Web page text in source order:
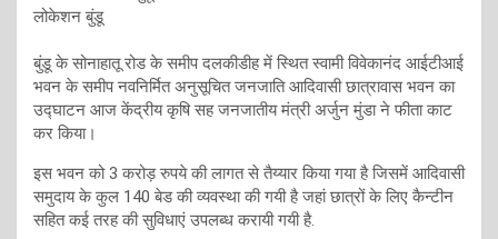
लोकेशन बुंडू
बुंडू के सोनाहातू रोड के समीप दलकीडीह में स्थित स्वामी विवेकानंद आईटीआई
भवन के समीप नवनिर्मित अनुसूचित जनजाति आदिवासी छात्रावास भवन का
उद्घाटन आज केंद्रीय कृषि सह जनजातीय मंत्री अर्जुन मुंडा ने फीता काट
कर किया।
इस भवन को 3 करोड़ रुपये की लागत से तैय्यार किया गया है जिसमें आदिवासी
समुदाय के कुल 140 बेड की व्यवस्था की गयी है जहां छात्रों के लिए कैन्टीन
सहित कई तरह की सुविधाएं उपलब्ध करायी गयी है.